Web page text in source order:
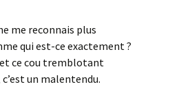
me reconnais plus
qui est-ce exactement ?
et ce cou tremblotant
un malentendu.